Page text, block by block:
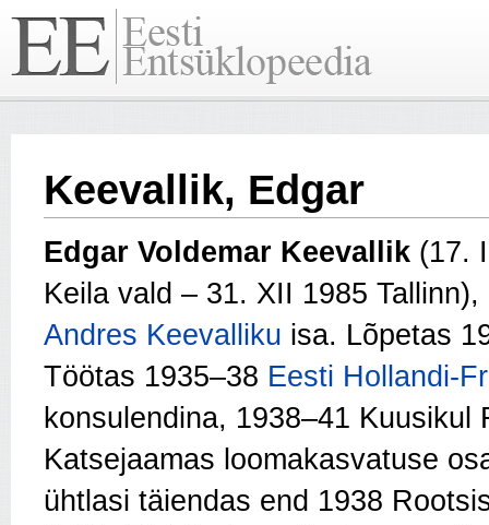
Keevallik, Edgar
Edgar Voldemar Keevallik (17.
Keila vald – 31. XII 1985
Andres Keevalliku isa. Lõpetas
Töötas 1935–38 Eesti Hollandi-
konsulendina, 1938–41 Kuusikul
Katsejaamas loomakasvatuse
ühtlasi täiendas end 1938